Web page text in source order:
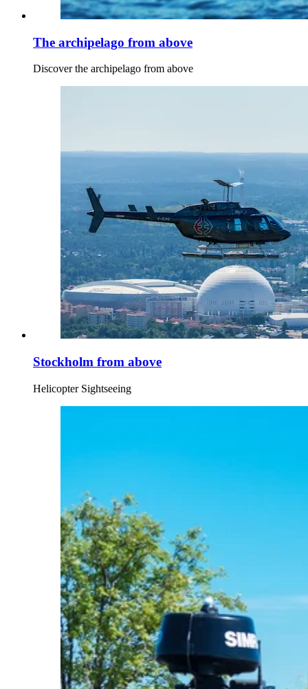
The archipelago from above
Discover the archipelago from above
Stockholm from above
Helicopter Sightseeing